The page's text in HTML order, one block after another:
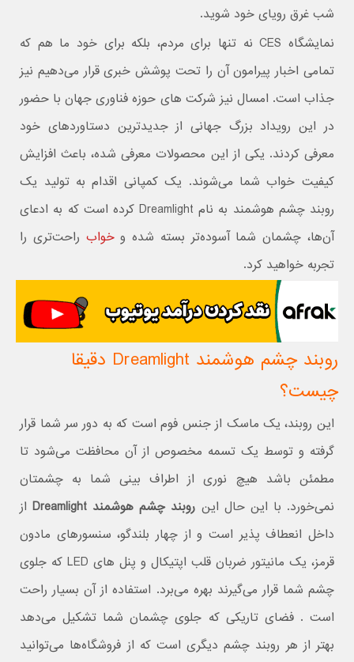
شب غرق رویای خود شوید.
نمایشگاه CES نه تنها برای مردم، بلکه برای خود ما هم که
تمامی اخبار پیرامون آن را تحت پوشش خبری قرار می‌دهیم نیز
جذاب است. امسال نیز شرکت های حوزه فناوری جهان با حضور
در این رویداد بزرگ جهانی از جدیدترین دستاوردهای خود
معرفی کردند. یکی از این محصولات معرفی شده، باعث افزایش
کیفیت خواب شما می‌شوند. یک کمپانی اقدام به تولید یک
روبند چشم هوشمند به نام Dreamlight کرده است که به ادعای
آن‌ها، چشمان شما آسوده‌تر بسته شده وخواب راحت‌تری را
تجربه خواهید کرد.
روبند چشم هوشمند Dreamlight دقیقا
چیست؟
این روبند، یک ماسک از جنس فوم است که به دور سر شما قرار
گرفته و توسط یک تسمه مخصوص از آن محافظت می‌شود تا
مطمئن باشد هیچ نوری از اطراف بینی شما به چشمتان
نمی‌خورد. با این حال این روبند چشم هوشمند Dreamlight
از
داخل انعطاف پذیر است و از چهار بلندگو، سنسورهای مادون
قرمز، یک مانیتور ضربان قلب اپتیکال و پنل های LED که جلوی
چشم شما قرار می‌گیرند بهره می‌برد. استفاده از آن بسیار راحت
است . فضای تاریکی که جلوی چشمان شما تشکیل می‌دهد
بهتر از هر روبند چشم دیگری است که از فروشگاه‌ها می‌توانید